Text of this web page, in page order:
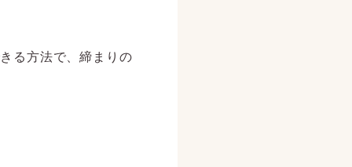
る方法で、締まりの